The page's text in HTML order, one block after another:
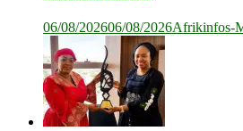
06/08/202606/08/2026Afrikinfos-